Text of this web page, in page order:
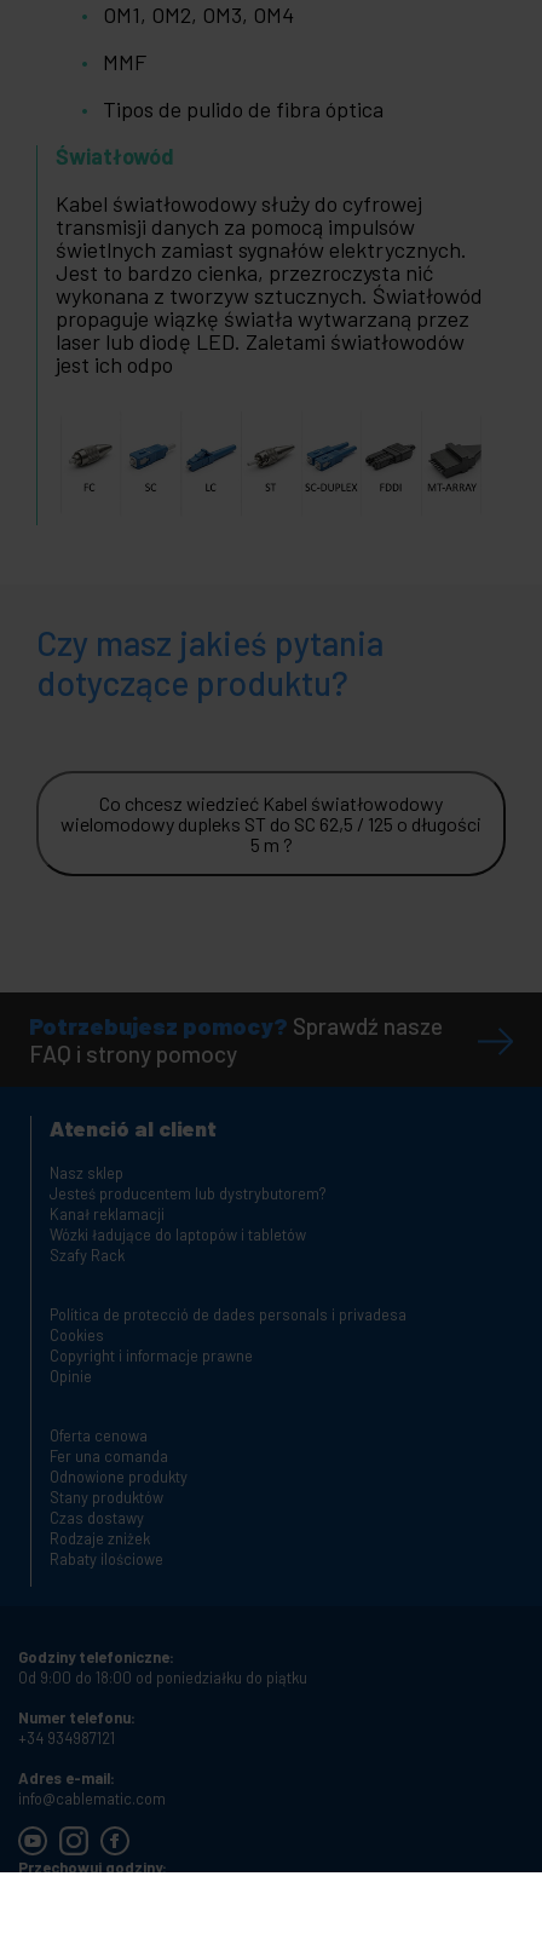
OM1, OM2, OM3, OM4
MMF
Tipos de pulido de fibra óptica
Światłowód
Kabel światłowodowy służy do cyfrowej
transmisji danych za pomocą impulsów
świetlnych zamiast sygnałów elektrycznych.
Jest to bardzo cienka, przezroczysta nić
wykonana z tworzyw sztucznych. Światłowód
propaguje wiązkę światła wytwarzaną przez
laser lub diodę LED. Zaletami światłowodów
jest ich odpo
Czy masz jakieś pytania
dotyczące produktu?
Co chcesz wiedzieć Kabel światłowodowy
wielomodowy dupleks ST do SC 62,5 / 125 o długości
5 m ?
Potrzebujesz pomocy? Sprawdź nasze
FAQ i strony pomocy
Atenció al client
Nasz sklep
Jesteś producentem lub dystrybutorem?
Kanał reklamacji
Wózki ładujące do laptopów i tabletów
Szafy Rack
Política de protecció de dades personals i privadesa
Cookies
Copyright i informacje prawne
Opinie
Oferta cenowa
Fer una comanda
Odnowione produkty
Stany produktów
Czas dostawy
Rodzaje zniżek
Rabaty ilościowe
Godziny telefoniczne:
Od 9:00 do 18:00 od poniedziałku do piątku
Numer telefonu:
+34 934987121
Adres e-mail:
info@cablematic.com
Przechowuj godziny: